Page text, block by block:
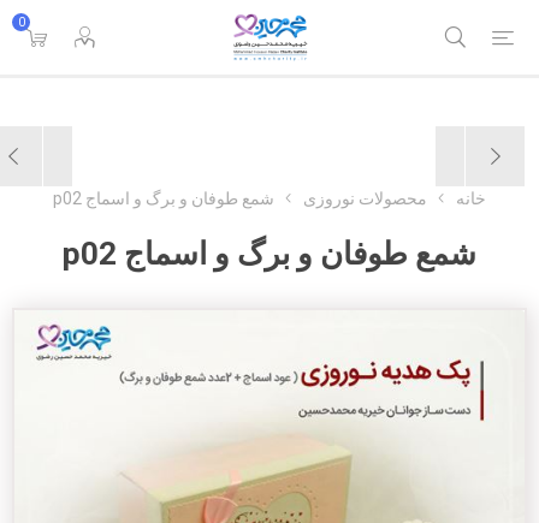
0
خانه محصولات نوروزی شمع طوفان و برگ و اسماج p02
شمع طوفان و برگ و اسماج p02